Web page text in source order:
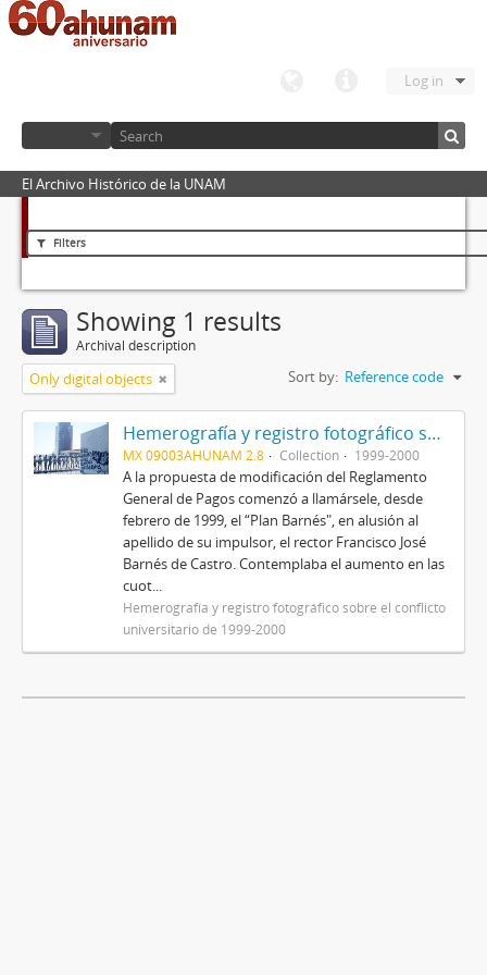
Log in
El Archivo Histórico de la UNAM
Filters
Showing 1 results
Archival description
Only digital objects Sort by: Reference code
Hemerografía y registro fotográfico sobre el conflicto universitario de 1999-2000
MX 09003AHUNAM 2.8 Collection 1999-2000
A la propuesta de modificación del Reglamento
General de Pagos comenzó a llamársele, desde
febrero de 1999, el “Plan Barnés", en alusión al
apellido de su impulsor, el rector Francisco José
Barnés de Castro. Contemplaba el aumento en las
cuot...
Hemerografía y registro fotográfico sobre el conflicto
universitario de 1999-2000